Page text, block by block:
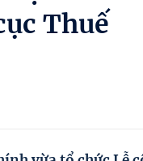
Thuế